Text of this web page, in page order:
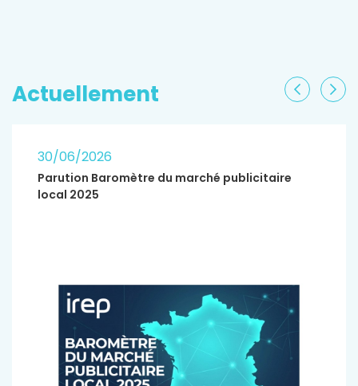
Actuellement
30/06/2026
Parution Baromètre du marché publicitaire
local 2025